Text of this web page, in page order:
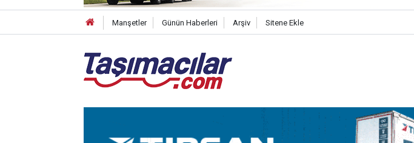
Manşetler Günün Haberleri Arşiv Sitene Ekle